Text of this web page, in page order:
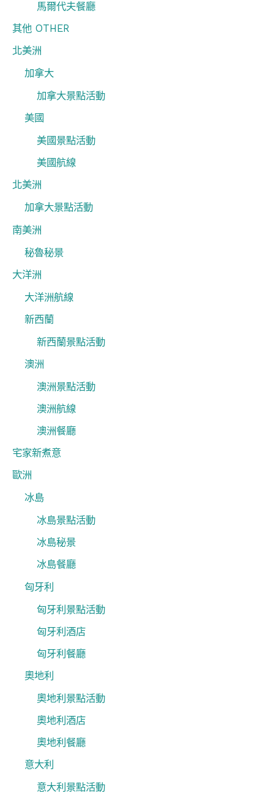
馬爾代夫餐廳
其他 OTHER
北美洲
加拿大
加拿大景點活動
美國
美國景點活動
美國航線
北美洲
加拿大景點活動
南美洲
秘魯秘景
大洋洲
大洋洲航線
新西蘭
新西蘭景點活動
澳洲
澳洲景點活動
澳洲航線
澳洲餐廳
宅家新煮意
歐洲
冰島
冰島景點活動
冰島秘景
冰島餐廳
匈牙利
匈牙利景點活動
匈牙利酒店
匈牙利餐廳
奧地利
奧地利景點活動
奧地利酒店
奧地利餐廳
意大利
意大利景點活動